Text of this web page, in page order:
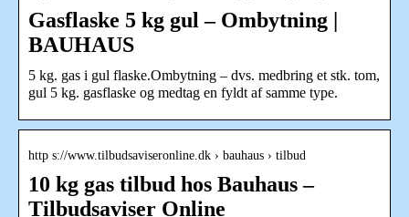
Gasflaske 5 kg gul – Ombytning |
BAUHAUS
5 kg. gas i gul flaske.Ombytning – dvs. medbring et stk. tom,
gul 5 kg. gasflaske og medtag en fyldt af samme type.
http s://www.tilbudsaviseronline.dk › bauhaus › tilbud
10 kg gas tilbud hos Bauhaus –
Tilbudsaviser Online